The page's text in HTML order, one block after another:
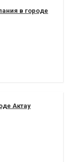
в городе
Актау